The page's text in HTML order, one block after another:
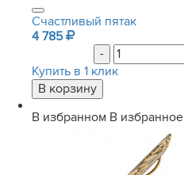
Счастливый пятак
4 785
-
Купить в 1 клик
В избранном В избранное